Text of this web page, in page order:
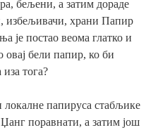
бељени, а затим дораде
избељивачи, храни Папир
је постао веома глатко и
овај бели папир, ко би
тога?
папируса стабљике
поравнати, а затим још